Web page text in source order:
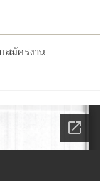
สมัครงาน